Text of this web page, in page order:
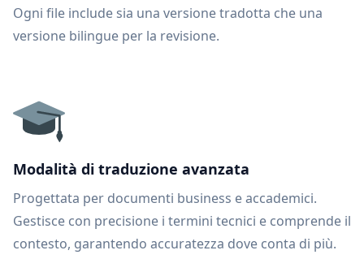
Ogni file include sia una versione tradotta che una
versione bilingue per la revisione.
Modalità di traduzione avanzata
Progettata per documenti business e accademici.
Gestisce con precisione i termini tecnici e comprende il
contesto, garantendo accuratezza dove conta di più.